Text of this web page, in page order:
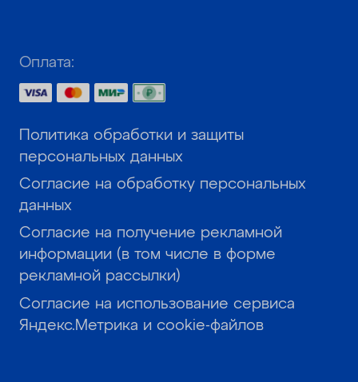
Оплата:
Политика обработки и защиты
персональных данных
Согласие на обработку персональных
данных
Согласие на получение рекламной
информации (в том числе в форме
рекламной рассылки)
Согласие на использование сервиса
Яндекс.Метрика и cookie-файлов